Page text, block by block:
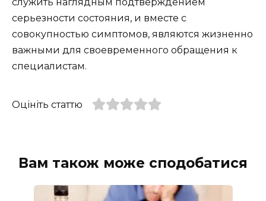
серьезности состояния, и вместе с
совокупностью симптомов, являются жизненно
важными для своевременного обращения к
специалистам.
Оцініть статтю
Вам також може сподобатися